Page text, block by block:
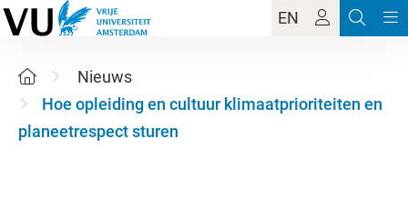
EN
Nieuws
Hoe opleiding en cultuur klimaatprioriteiten en
planeetrespect sturen